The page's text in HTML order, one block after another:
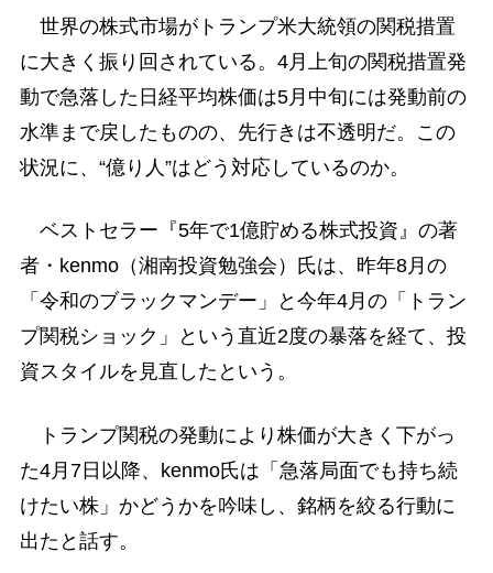
世界の株式市場がトランプ米大統領の関税措置
に大きく振り回されている。4月上旬の関税措置発
動で急落した日経平均株価は5月中旬には発動前の
水準まで戻したものの、先行きは不透明だ。この
状況に、“億り人”はどう対応しているのか。
ベストセラー『5年で1億貯める株式投資』の著
者・kenmo（湘南投資勉強会）氏は、昨年8月の
「令和のブラックマンデー」と今年4月の「トラン
プ関税ショック」という直近2度の暴落を経て、投
資スタイルを見直したという。
トランプ関税の発動により株価が大きく下がっ
た4月7日以降、kenmo氏は「急落局面でも持ち続
けたい株」かどうかを吟味し、銘柄を絞る行動に
出たと話す。